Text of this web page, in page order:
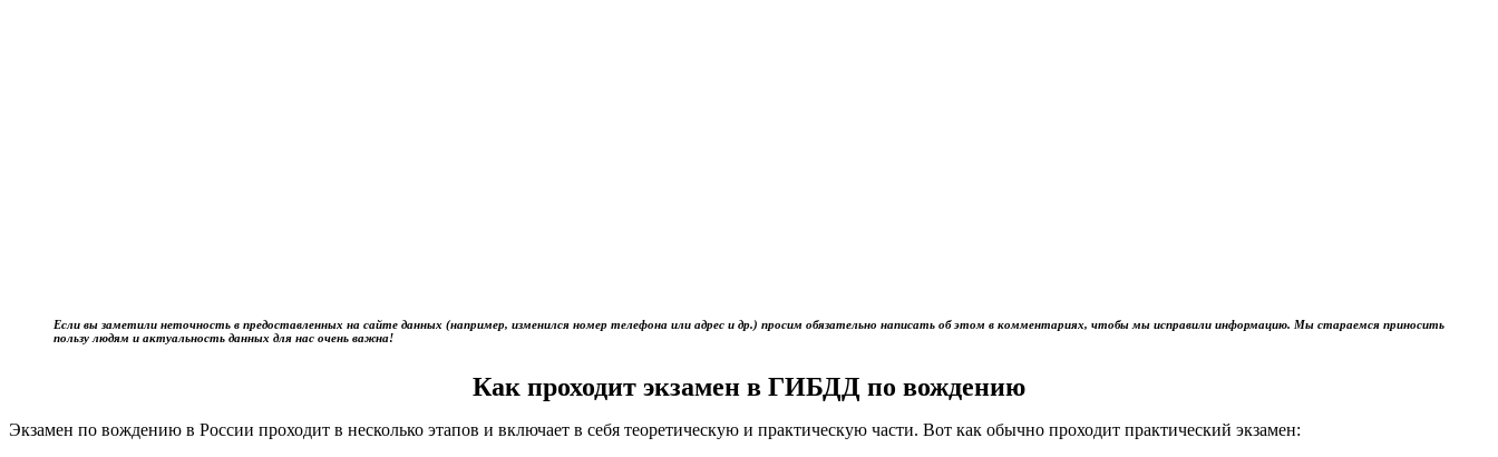
Если вы заметили неточность в предоставленных на сайте данных (например, изменился номер телефона или адрес и др.) просим обязательно написать об этом в комментариях, чтобы мы исправили информацию. Мы стараемся приносить
пользу людям и актуальность данных для нас очень важна!
Как проходит экзамен в ГИБДД по вождению
Экзамен по вождению в России проходит в несколько этапов и включает в себя теоретическую и практическую части. Вот как обычно проходит практический экзамен: